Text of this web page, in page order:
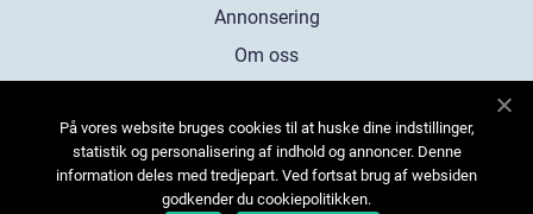
Annonsering
Om oss
Kontakta oss
Sitemap
På vores website bruges cookies til at huske dine indstillinger,
statistik og personalisering af indhold og annoncer. Denne
information deles med tredjepart. Ved fortsat brug af websiden
godkender du cookiepolitikken.